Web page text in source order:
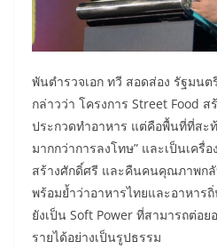
พันตำรวจเอก ทวี สอดส่อง รัฐมนต
กล่าวว่า โครงการ Street Food ส
ประกวดทำอาหาร แต่คือพื้นที่ที่สะ
มากกว่าการลงโทษ” และเป็นเครื่
สร้างศักดิ์ศรี และคืนคนคุณภาพกลั
พร้อมย้ำว่าอาหารไทยและอาหาร
ยังเป็น Soft Power ที่สามารถต่อ
รายได้อย่างเป็นรูปธรรม